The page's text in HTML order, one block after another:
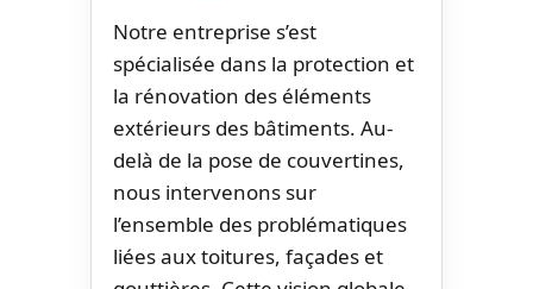
Notre entreprise s’est
spécialisée dans la protection et
la rénovation des éléments
extérieurs des bâtiments. Au-
delà de la pose de couvertines,
nous intervenons sur
l’ensemble des problématiques
liées aux toitures, façades et